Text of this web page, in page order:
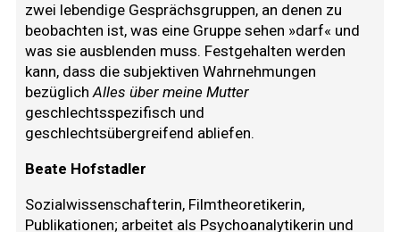
zwei lebendige Gesprächsgruppen, an denen zu
beobachten ist, was eine Gruppe sehen »darf« und
was sie ausblenden muss. Festgehalten werden
kann, dass die subjektiven Wahrnehmungen
bezüglichAlles über meine Mutter
geschlechtsspezifisch und
geschlechtsübergreifend abliefen.
Beate Hofstadler
Sozialwissenschafterin, Filmtheoretikerin,
Publikationen; arbeitet als Psychoanalytikerin und